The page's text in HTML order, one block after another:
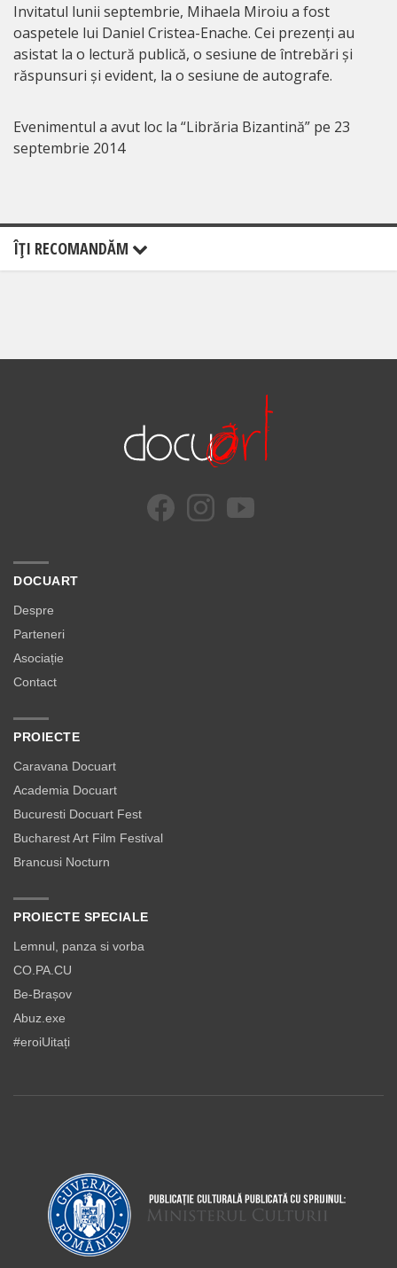
Invitatul lunii septembrie, Mihaela Miroiu a fost
oaspetele lui Daniel Cristea-Enache. Cei prezenți au
asistat la o lectură publică, o sesiune de întrebări și
răspunsuri și evident, la o sesiune de autografe.
Evenimentul a avut loc la “Librăria Bizantină” pe 23
septembrie 2014
ÎŢI RECOMANDĂM
DOCUART
Despre
Parteneri
Asociație
Contact
PROIECTE
Caravana Docuart
Academia Docuart
Bucuresti Docuart Fest
Bucharest Art Film Festival
Brancusi Nocturn
PROIECTE SPECIALE
Lemnul, panza si vorba
CO.PA.CU
Be-Brașov
Abuz.exe
#eroiUitați